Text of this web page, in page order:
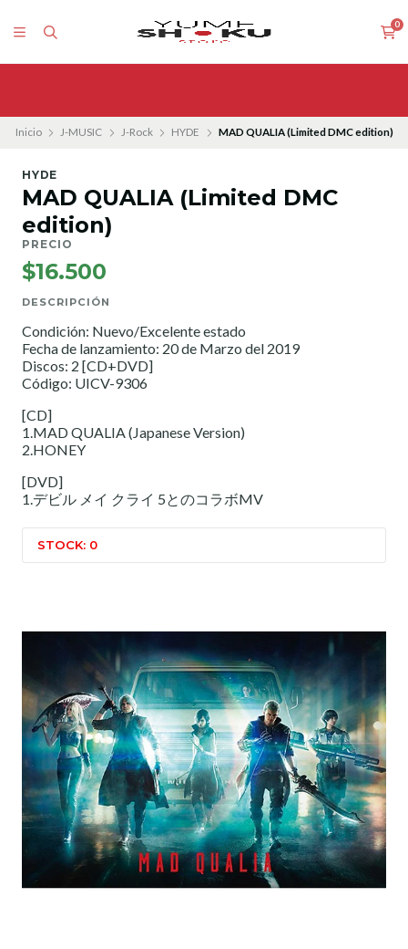
0
Inicio J-MUSIC J-Rock HYDE MAD QUALIA (Limited DMC edition)
HYDE
MAD QUALIA (Limited DMC
edition)
PRECIO
$16.500
DESCRIPCIÓN
Condición: Nuevo/Excelente estado
Fecha de lanzamiento: 20 de Marzo del 2019
Discos: 2 [CD+DVD]
Código: UICV-9306
[CD]
1.MAD QUALIA (Japanese Version)
2.HONEY
[DVD]
1.デビル メイ クライ 5とのコラボMV
STOCK: 0